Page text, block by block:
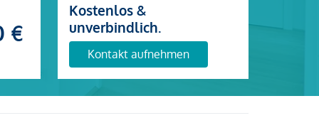
€
Kostenlos &
unverbindlich.
Kontakt aufnehmen